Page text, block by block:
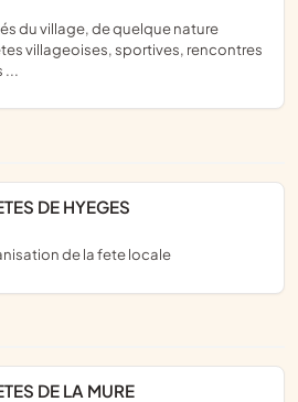
villageoises, sportives, rencontres
...
DE HYEGES
de la fete locale
DE LA MURE